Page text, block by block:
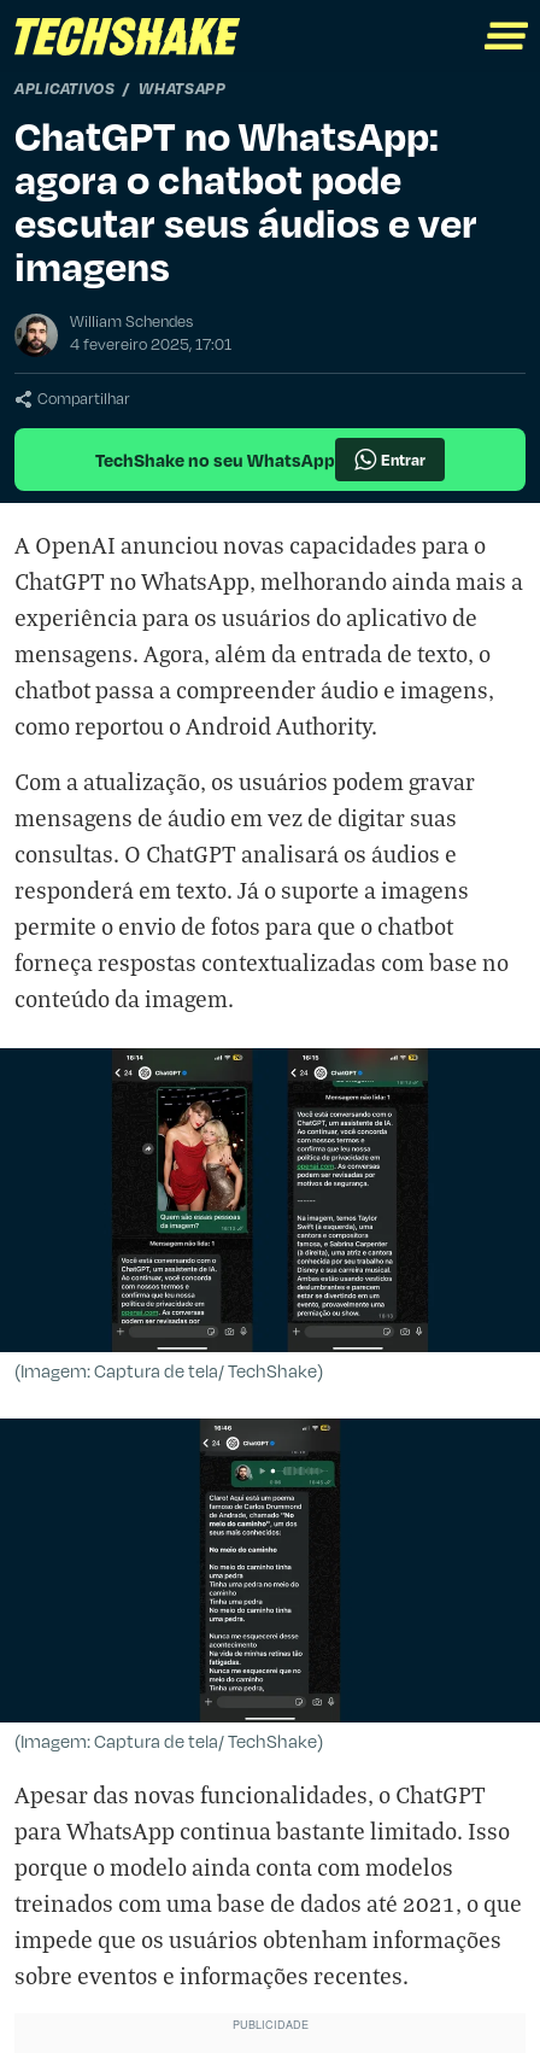
APLICATIVOS WHATSAPP
ChatGPT no WhatsApp:
agora o chatbot pode
escutar seus áudios e ver
imagens
William Schendes
4 fevereiro 2025, 17:01
Compartilhar
TechShake no seu WhatsApp Entrar
A OpenAI anunciou novas capacidades para o
ChatGPT no WhatsApp, melhorando ainda mais a
experiência para os usuários do aplicativo de
mensagens. Agora, além da entrada de texto, o
chatbot passa a compreender áudio e imagens,
como reportou o Android Authority.
Com a atualização, os usuários podem gravar
mensagens de áudio em vez de digitar suas
consultas. O ChatGPT analisará os áudios e
responderá em texto. Já o suporte a imagens
permite o envio de fotos para que o chatbot
forneça respostas contextualizadas com base no
conteúdo da imagem.
(Imagem: Captura de tela/ TechShake)
(Imagem: Captura de tela/ TechShake)
Apesar das novas funcionalidades, o ChatGPT
para WhatsApp continua bastante limitado. Isso
porque o modelo ainda conta com modelos
treinados com uma base de dados até 2021, o que
impede que os usuários obtenham informações
sobre eventos e informações recentes.